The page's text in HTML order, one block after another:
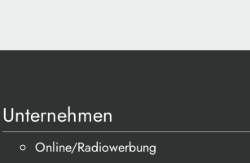
Unternehmen
Online/Radiowerbung